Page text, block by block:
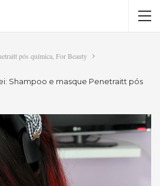
pós química, For Beauty
Shampoo e masque Penetraitt pós